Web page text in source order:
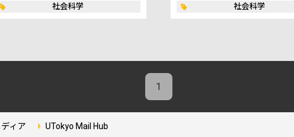
社会科学 社会科学
1
ィア UTokyo Mail Hub